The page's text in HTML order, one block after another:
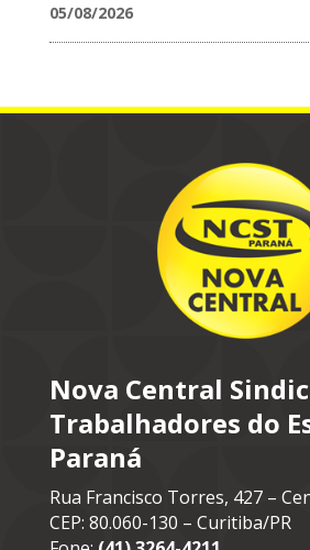
05/08/2026
Nova Central
Trabalhadores do
Paraná
Rua Francisco Torres, 427 –
CEP: 80.060-130 – Curitiba/PR